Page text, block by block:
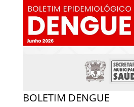
BOLETIM DENGUE